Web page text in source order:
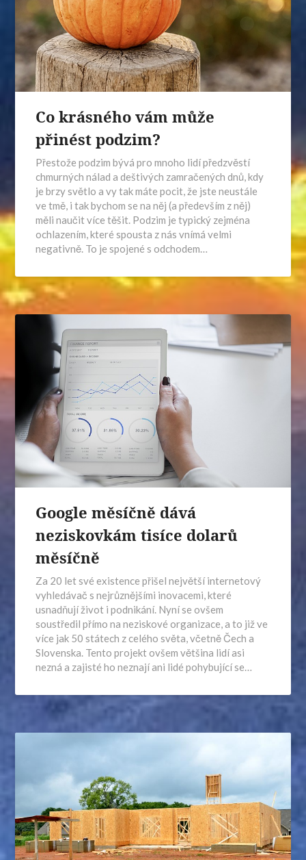
Co krásného vám může
přinést podzim?
Přestože podzim bývá pro mnoho lidí předzvěstí
chmurných nálad a deštivých zamračených dnů, kdy
je brzy světlo a vy tak máte pocit, že jste neustále
ve tmě, i tak bychom se na něj (a především z něj)
měli naučit více těšit. Podzim je typický zejména
ochlazením, které spousta z nás vnímá velmi
negativně. To je spojené s odchodem…
Google měsíčně dává
neziskovkám tisíce dolarů
měsíčně
Za 20 let své existence přišel největší internetový
vyhledávač s nejrůznějšími inovacemi, které
usnadňují život i podnikání. Nyní se ovšem
soustředil přímo na neziskové organizace, a to již ve
více jak 50 státech z celého světa, včetně Čech a
Slovenska. Tento projekt ovšem většina lidí asi
nezná a zajisté ho neznají ani lidé pohybující se…